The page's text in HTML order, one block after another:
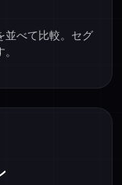
並べて比較。セグ